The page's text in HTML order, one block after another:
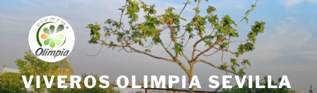
contenido
VIVEROS OLIMPIA SEVILLA